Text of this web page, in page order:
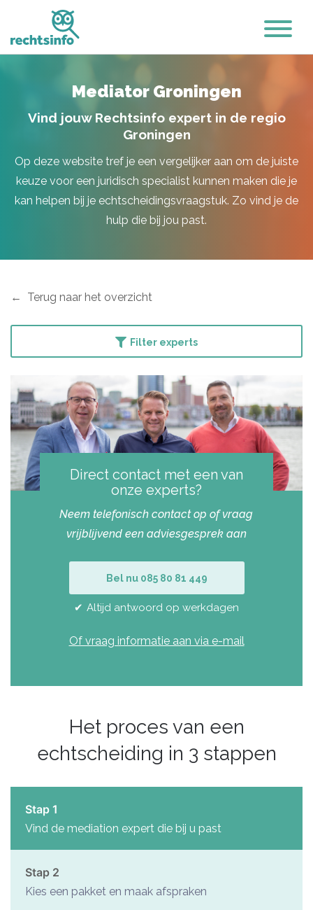
Mediator Groningen
Vind jouw Rechtsinfo expert in de regio
Groningen
Op deze website tref je een vergelijker aan om de juiste
keuze voor een juridisch specialist kunnen maken die je
kan helpen bij je echtscheidingsvraagstuk. Zo vind je de
hulp die bij jou past.
Terug naar het overzicht
Filter experts
Direct contact met een van
onze experts?
Neem telefonisch contact op of vraag
vrijblijvend een adviesgesprek aan
Bel nu 085 80 81 449
Altijd antwoord op werkdagen
Of vraag informatie aan via e-mail
Het proces van een
echtscheiding in 3 stappen
Stap 1
Vind de mediation expert die bij u past
Stap 2
Kies een pakket en maak afspraken